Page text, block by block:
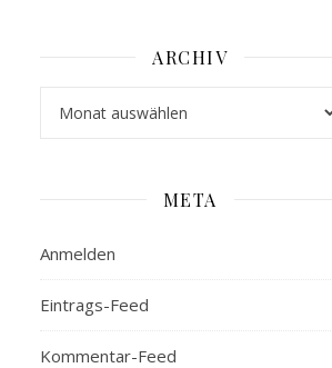
ARCHIV
META
Anmelden
Eintrags-Feed
Kommentar-Feed